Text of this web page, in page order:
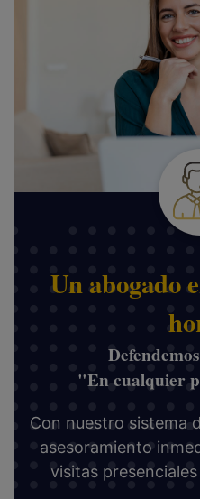
Un abogado
"En cualquier
Con nuestro sistema
asesoramiento
visitas